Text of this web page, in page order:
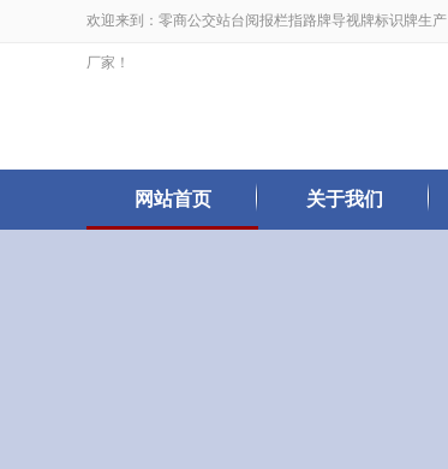
欢迎来到：零商公交站台阅报栏指路牌导视牌标识牌生产
厂家！
网站首页 关于我们